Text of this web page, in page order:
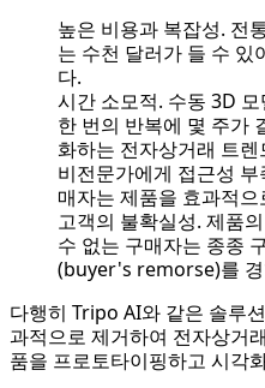
높은 비용과 복잡성. 전
는 수천 달러가 들 수 있
다.
시간 소모적. 수동 3D
한 번의 반복에 몇 주가
화하는 전자상거래 트
비전문가에게 접근성
매자는 제품을 효과적
고객의 불확실성. 제품
수 없는 구매자는 종종
(buyer's remorse)를 경
다행히 Tripo AI와 같은 솔루
과적으로 제거하여 전자상거
품을 프로토타이핑하고 시각